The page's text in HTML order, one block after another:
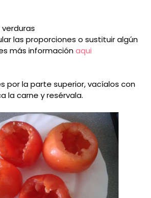
las proporciones o sustituir algún
más informaciónaqui
por la parte superior, vacíalos con
la carne y resérvala.